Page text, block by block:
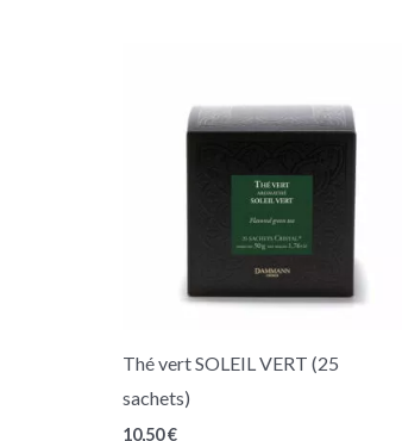
Thé vert SOLEIL VERT (25
sachets)
10,50€